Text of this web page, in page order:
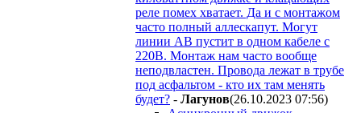
реле помех хватает. Да и с монтажом
часто полный аллескапут. Могут
линии АВ пустит в одном кабеле с
220В. Монтаж нам часто вообще
неподвластен. Провода лежат в трубе
под асфальтом - кто их там менять
будет? - Лaгyнoв(26.10.2023 07:56)